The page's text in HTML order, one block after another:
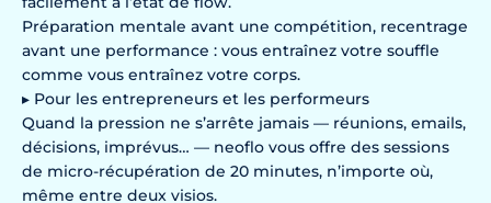
Préparation mentale avant une compétition, recentrage
avant une performance : vous entraînez votre souffle
comme vous entraînez votre corps.
▸ Pour les entrepreneurs et les performeurs
Quand la pression ne s’arrête jamais — réunions, emails,
décisions, imprévus… — neoflo vous offre des sessions
de micro-récupération de 20 minutes, n’importe où,
même entre deux visios.